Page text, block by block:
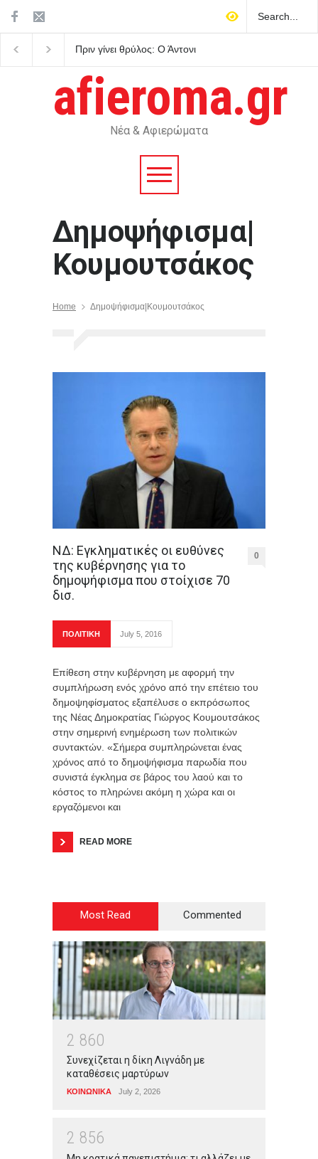
Πριν γίνει θρύλος: Ο Άντονι
του άλλαξε τη ζωή
afieroma.gr
Νέα & Αφιερώματα
Δημοψήφισμα|
Κουμουτσάκος
Home Δημοψήφισμα|Κουμουτσάκος
ΝΔ: Εγκληματικές οι ευθύνες
της κυβέρνησης για το
δημοψήφισμα που στοίχισε 70
δισ.
0
ΠΟΛΙΤΙΚΗ July 5, 2016
Επίθεση στην κυβέρνηση με αφορμή την
συμπλήρωση ενός χρόνο από την επέτειο του
δημοψηφίσματος εξαπέλυσε ο εκπρόσωπος
της Νέας Δημοκρατίας Γιώργος Κουμουτσάκος
στην σημερινή ενημέρωση των πολιτικών
συντακτών. «Σήμερα συμπληρώνεται ένας
χρόνος από το δημοψήφισμα παρωδία που
συνιστά έγκλημα σε βάρος του λαού και το
κόστος το πληρώνει ακόμη η χώρα και οι
εργαζόμενοι και
READ MORE
Most Read Commented
2 860
Συνεχίζεται η δίκη Λιγνάδη με
καταθέσεις μαρτύρων
ΚΟΙΝΩΝΙΚΑ July 2, 2026
2 856